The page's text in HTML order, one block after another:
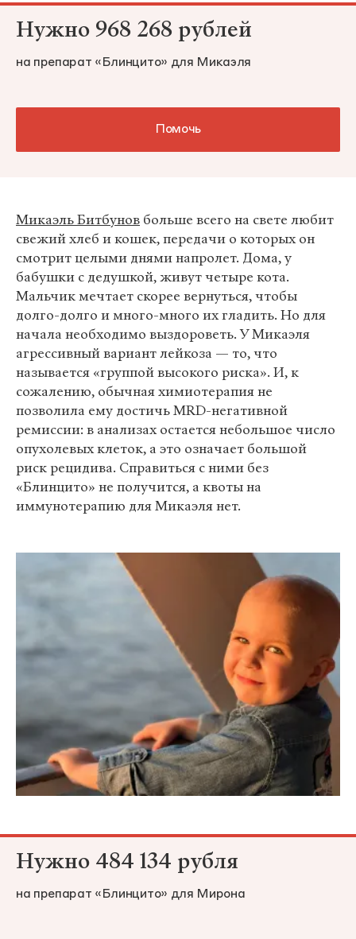
Нужно 968 268 рублей
на препарат «Блинцито» для Микаэля
Помочь
Микаэль Битбунов больше всего на свете любит
свежий хлеб и кошек, передачи о которых он
смотрит целыми днями напролет. Дома, у
бабушки с дедушкой, живут четыре кота.
Мальчик мечтает скорее вернуться, чтобы
долго-долго и много-много их гладить. Но для
начала необходимо выздороветь. У Микаэля
агрессивный вариант лейкоза — то, что
называется «группой высокого риска». И, к
сожалению, обычная химиотерапия не
позволила ему достичь MRD-негативной
ремиссии: в анализах остается небольшое число
опухолевых клеток, а это означает большой
риск рецидива. Справиться с ними без
«Блинцито» не получится, а квоты на
иммунотерапию для Микаэля нет.
Нужно 484 134 рубля
на препарат «Блинцито» для Мирона